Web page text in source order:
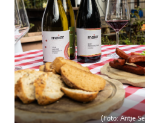
(Foto: Antje